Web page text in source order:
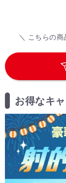
＼ こちらの商
お得なキ